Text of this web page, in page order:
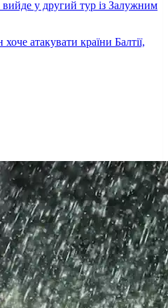
у другий тур із Залужним
атакувати країни Балтії,